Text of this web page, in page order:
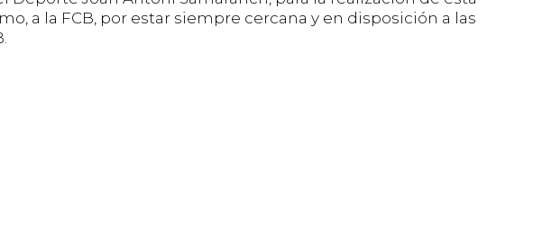
a la FCB, por estar siempre cercana y en disposición a las